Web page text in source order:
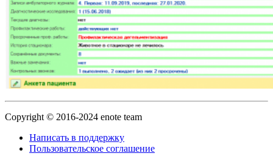
Copyright © 2016-2024 enote team
Написать в поддержку
Пользовательское соглашение